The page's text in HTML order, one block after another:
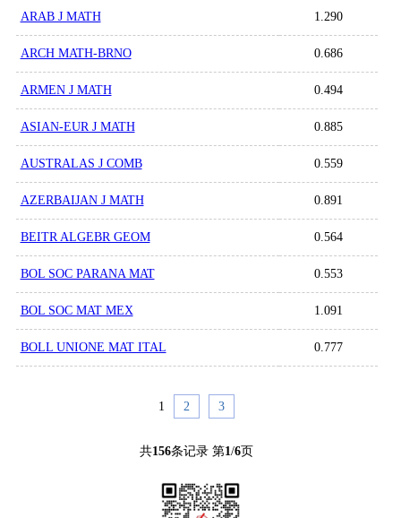
ARAB J MATH 1.290
ARCH MATH-BRNO 0.686
ARMEN J MATH 0.494
ASIAN-EUR J MATH 0.885
AUSTRALAS J COMB 0.559
AZERBAIJAN J MATH 0.891
BEITR ALGEBR GEOM 0.564
BOL SOC PARANA MAT 0.553
BOL SOC MAT MEX 1.091
BOLL UNIONE MAT ITAL 0.777
1 2 3
共156条记录 第1/6页